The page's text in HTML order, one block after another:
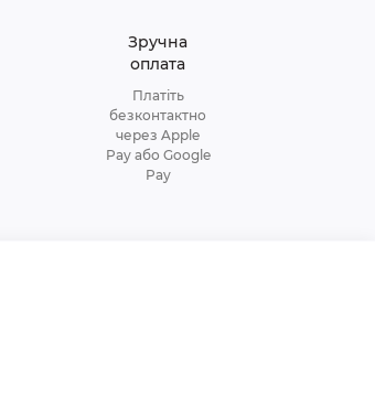
Зручна
оплата
Платіть
безконтактно
через Apple
Pay або Google
Pay